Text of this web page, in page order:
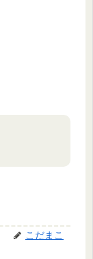
こだまこ